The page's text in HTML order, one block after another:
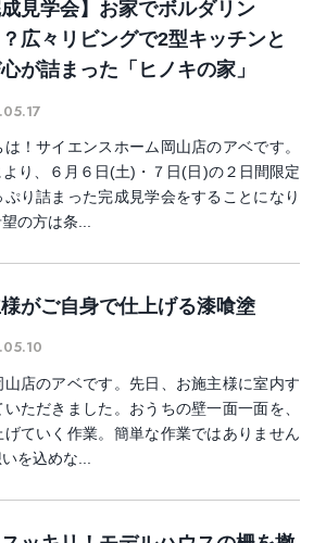
成見学会】お家でボルダリン
広々リビングで2型キッチンと
が詰まった「ヒノキの家」
！サイエンスホーム岡山店のアベです。
り、６月６日(土)・７日(日)の２日間限定
り詰まった完成見学会をすることになり
の方は条...
がご自身で仕上げる漆喰塗
店のアベです。先日、お施主様に室内す
ただきました。おうちの壁一面一面を、
げていく作業。簡単な作業ではありません
を込めな...